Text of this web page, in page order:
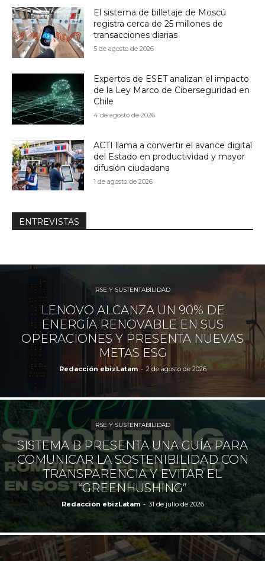
El sistema de billetaje de Moscú
registra cerca de 25 millones de
transacciones diarias
5 de agosto de 2026
Expertos de ESET analizan el impacto
de la Ley Marco de Ciberseguridad en
Chile
4 de agosto de 2026
ACTI llama a convertir el avance digital
del Estado en productividad y mayor
difusión ciudadana
1 de agosto de 2026
ENTREVISTAS
RSE Y SUSTENTABILIDAD
LENOVO ALCANZA UN 90% DE
ENERGÍA RENOVABLE EN SUS
OPERACIONES Y PRESENTA NUEVAS
METAS ESG
Redacción ebizLatam - 2 de agosto de 2026
RSE Y SUSTENTABILIDAD
SISTEMA B PRESENTA UNA GUÍA PARA
COMUNICAR LA SOSTENIBILIDAD CON
TRANSPARENCIA Y EVITAR EL
“GREENHUSHING”
Redacción ebizLatam - 31 de julio de 2026